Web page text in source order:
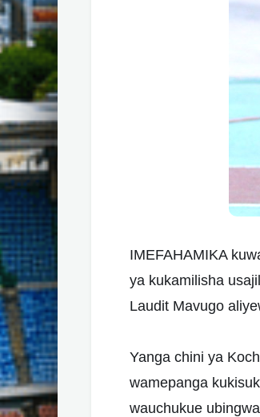
IMEFAHAMIKA
ya kukamilisha
Laudit Mavugo
Yanga chini ya
wamepanga
wauchukue